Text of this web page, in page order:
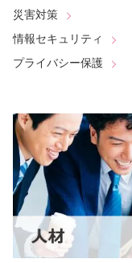
災害対策
情報セキュリティ
プライバシー保護